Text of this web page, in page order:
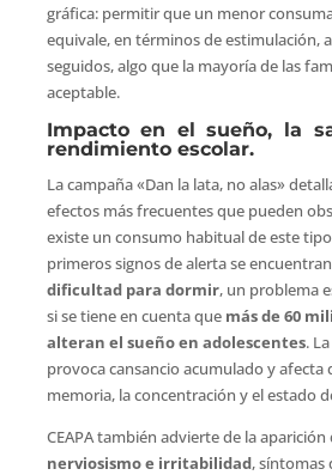
gráfica: permitir que un menor
equivale, en términos de estimulación,
seguidos, algo que la mayoría de las
aceptable.
Impacto en el sueño, la
rendimiento escolar.
La campaña «Dan la lata, no alas»
efectos más frecuentes que pueden
existe un consumo habitual de este
primeros signos de alerta se
dificultad para dormir, un problema
si se tiene en cuenta que más de 60
alteran el sueño en adolescentes.
provoca cansancio acumulado y afecta
memoria, la concentración y el estado
CEAPA también advierte de la aparición
nerviosismo e irritabilidad, síntomas